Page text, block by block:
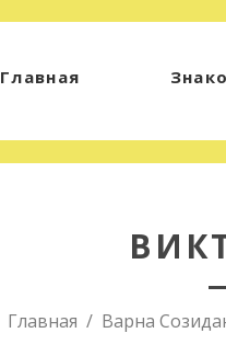
Главная
Главная Варна